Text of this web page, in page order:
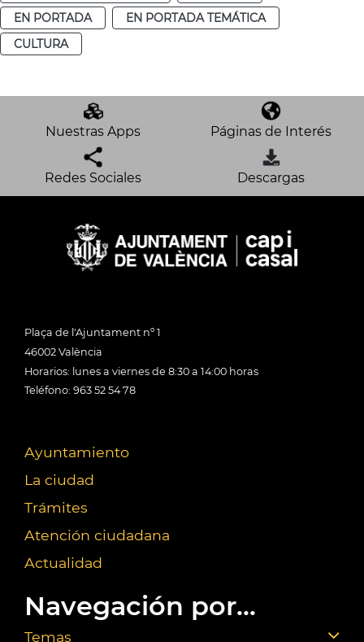
EN PORTADA
EN PORTADA TEMÁTICA
CULTURA
Nuestras Apps Páginas de Interés
Redes Sociales Descargas
Plaça de l'Ajuntament nº 1
46002 València
Horarios: lunes a viernes de 8:30 a 14:00 horas
Teléfono: 963 52 54 78
Ayuntamiento
La ciudad
Trámites
Atención ciudadana
Actualidad
Navegación por...
Temas